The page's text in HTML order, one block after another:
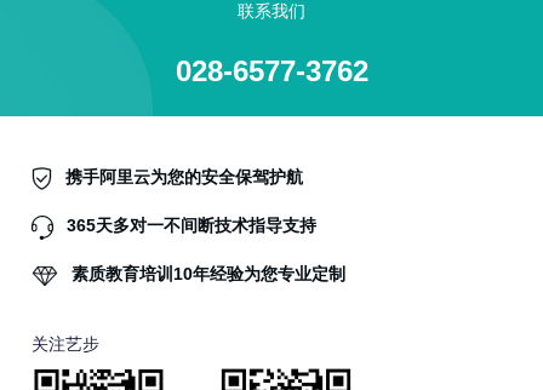
联系我们
028-6577-3762
携手阿里云为您的安全保驾护航
365天多对一不间断技术指导支持
素质教育培训10年经验为您专业定制
关注艺步